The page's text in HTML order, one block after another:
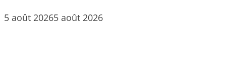
5 août 20265 août 2026